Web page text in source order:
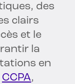
des
clairs
et le
la
en
CCPA,